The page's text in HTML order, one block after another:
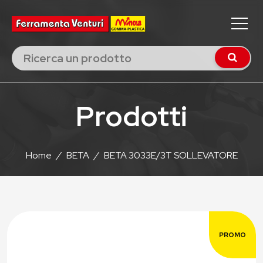
Prodotti
Home / BETA / BETA 3033E/3T SOLLEVATORE
PROMO